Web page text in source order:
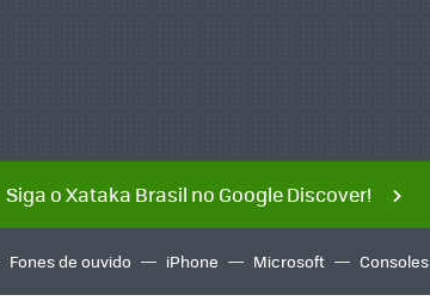
Siga o Xataka Brasil no Google Discover!
Fones de ouvido iPhone Microsoft Consoles